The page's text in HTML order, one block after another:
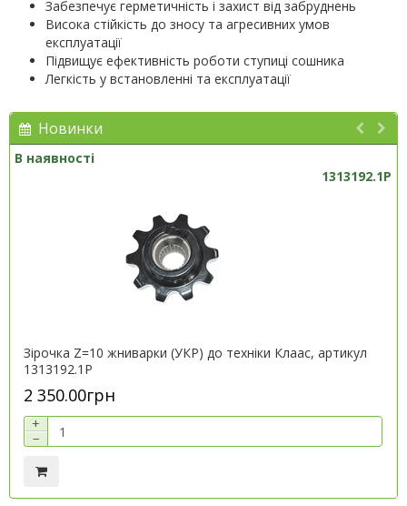
Забезпечує герметичність і захист від забруднень
Висока стійкість до зносу та агресивних умов
експлуатації
Підвищує ефективність роботи ступиці сошника
Легкість у встановленні та експлуатації
Новинки
В наявності
1313192.1P
Зірочка Z=10 жниварки (УКР) до техніки Клаас, артикул
1313192.1P
2 350.00грн
+
−